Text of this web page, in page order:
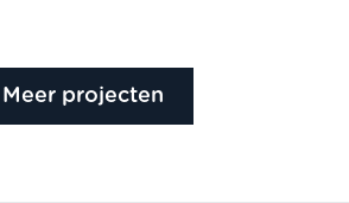
Meer projecten